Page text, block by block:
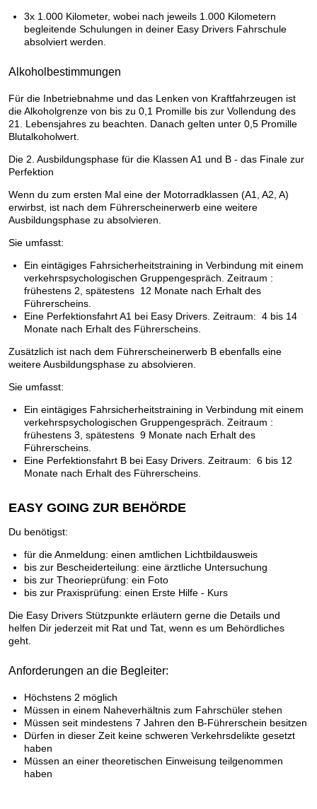
3x 1.000 Kilometer, wobei nach jeweils 1.000 Kilometern
begleitende Schulungen in deiner Easy Drivers Fahrschule
absolviert werden.
Alkoholbestimmungen
Für die Inbetriebnahme und das Lenken von Kraftfahrzeugen ist
die Alkoholgrenze von bis zu 0,1 Promille bis zur Vollendung des
21. Lebensjahres zu beachten. Danach gelten unter 0,5 Promille
Blutalkoholwert.
Die 2. Ausbildungsphase für die Klassen A1 und B - das Finale zur
Perfektion
Wenn du zum ersten Mal eine der Motorradklassen (A1, A2, A)
erwirbst, ist nach dem Führerscheinerwerb eine weitere
Ausbildungsphase zu absolvieren.
Sie umfasst:
Ein eintägiges Fahrsicherheitstraining in Verbindung mit einem
verkehrspsychologischen Gruppengespräch. Zeitraum :
frühestens 2, spätestens 12 Monate nach Erhalt des
Führerscheins.
Eine Perfektionsfahrt A1 bei Easy Drivers. Zeitraum: 4 bis 14
Monate nach Erhalt des Führerscheins.
Zusätzlich ist nach dem Führerscheinerwerb B ebenfalls eine
weitere Ausbildungsphase zu absolvieren.
Sie umfasst:
Ein eintägiges Fahrsicherheitstraining in Verbindung mit einem
verkehrspsychologischen Gruppengespräch. Zeitraum :
frühestens 3, spätestens 9 Monate nach Erhalt des
Führerscheins.
Eine Perfektionsfahrt B bei Easy Drivers. Zeitraum: 6 bis 12
Monate nach Erhalt des Führerscheins.
EASY GOING ZUR BEHÖRDE
Du benötigst:
für die Anmeldung: einen amtlichen Lichtbildausweis
bis zur Bescheiderteilung: eine ärztliche Untersuchung
bis zur Theorieprüfung: ein Foto
bis zur Praxisprüfung: einen Erste Hilfe - Kurs
Die Easy Drivers Stützpunkte erläutern gerne die Details und
helfen Dir jederzeit mit Rat und Tat, wenn es um Behördliches
geht.
Anforderungen an die Begleiter:
Höchstens 2 möglich
Müssen in einem Naheverhältnis zum Fahrschüler stehen
Müssen seit mindestens 7 Jahren den B-Führerschein besitzen
Dürfen in dieser Zeit keine schweren Verkehrsdelikte gesetzt
haben
Müssen an einer theoretischen Einweisung teilgenommen
haben